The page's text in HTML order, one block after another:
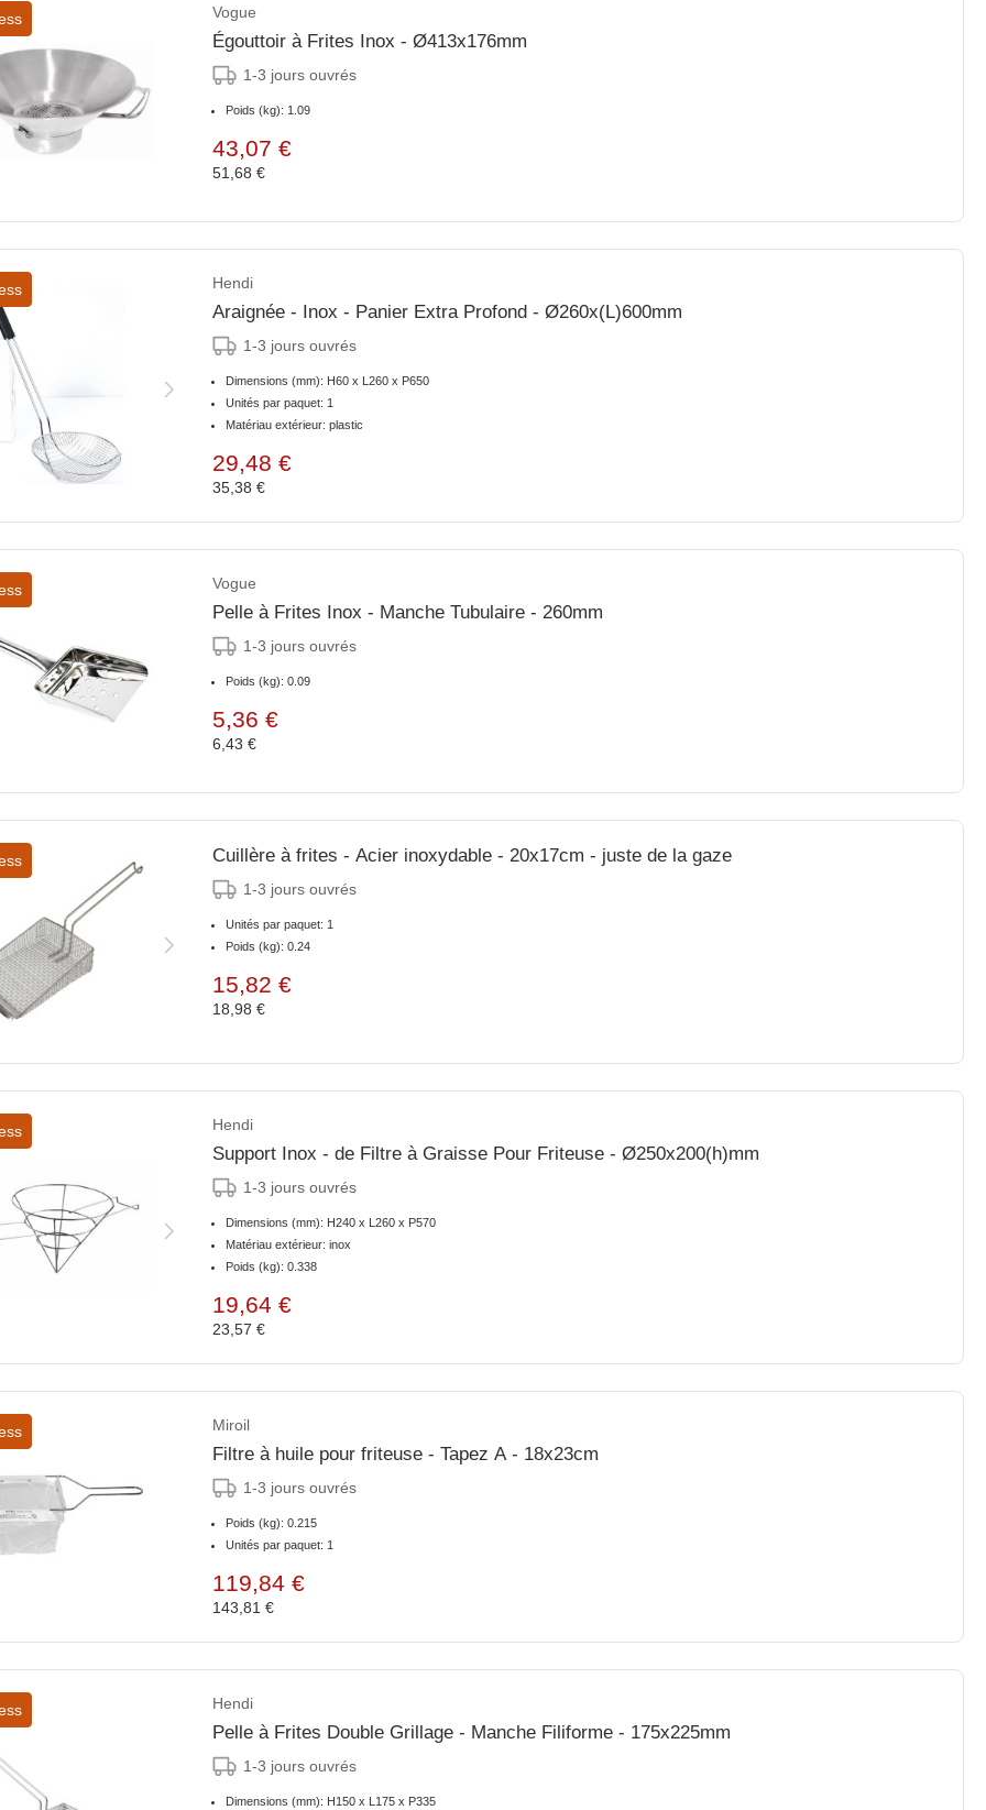
Vogue
Égouttoir à Frites Inox - Ø413x176mm
1-3 jours ouvrés
Poids (kg): 1.09
43,07 €
51,68 €
Hendi
Araignée - Inox - Panier Extra Profond - Ø260x(L)600mm
1-3 jours ouvrés
Dimensions (mm): H60 x L260 x P650
Unités par paquet: 1
Matériau extérieur: plastic
29,48 €
35,38 €
Vogue
Pelle à Frites Inox - Manche Tubulaire - 260mm
1-3 jours ouvrés
Poids (kg): 0.09
5,36 €
6,43 €
Cuillère à frites - Acier inoxydable - 20x17cm - juste de la gaze
1-3 jours ouvrés
Unités par paquet: 1
Poids (kg): 0.24
15,82 €
18,98 €
Hendi
Support Inox - de Filtre à Graisse Pour Friteuse - Ø250x200(h)mm
1-3 jours ouvrés
Dimensions (mm): H240 x L260 x P570
Matériau extérieur: inox
Poids (kg): 0.338
19,64 €
23,57 €
Miroil
Filtre à huile pour friteuse - Tapez A - 18x23cm
1-3 jours ouvrés
Poids (kg): 0.215
Unités par paquet: 1
119,84 €
143,81 €
Hendi
Pelle à Frites Double Grillage - Manche Filiforme - 175x225mm
1-3 jours ouvrés
Dimensions (mm): H150 x L175 x P335